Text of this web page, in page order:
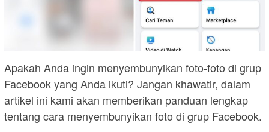
Apakah Anda ingin menyembunyikan foto-foto di grup
Facebook yang Anda ikuti? Jangan khawatir, dalam
artikel ini kami akan memberikan panduan lengkap
tentang cara menyembunyikan foto di grup Facebook.